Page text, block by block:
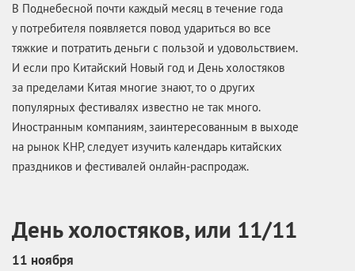
В Поднебесной почти каждый месяц в течение года
у потребителя появляется повод удариться во все
тяжкие и потратить деньги с пользой и удовольствием.
И если про Китайский Новый год и День холостяков
за пределами Китая многие знают, то о других
популярных фестивалях известно не так много.
Иностранным компаниям, заинтересованным в выходе
на рынок КНР, следует изучить календарь китайских
праздников и фестивалей онлайн-распродаж.
День холостяков, или 11/11
11 ноября